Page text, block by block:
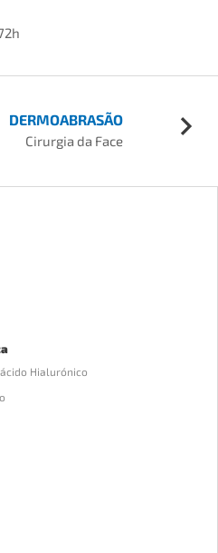
DERMOABRASÃO
Cirurgia da Face
Hialurónico